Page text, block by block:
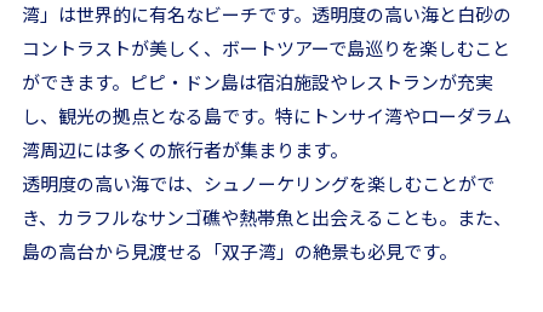
湾」は世界的に有名なビーチです。透明度の高い海と白砂の
コントラストが美しく、ボートツアーで島巡りを楽しむこと
ができます。ピピ・ドン島は宿泊施設やレストランが充実
し、観光の拠点となる島です。特にトンサイ湾やローダラム
湾周辺には多くの旅行者が集まります。
透明度の高い海では、シュノーケリングを楽しむことがで
き、カラフルなサンゴ礁や熱帯魚と出会えることも。また、
島の高台から見渡せる「双子湾」の絶景も必見です。